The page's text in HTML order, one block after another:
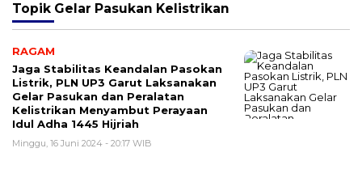
Topik Gelar Pasukan Kelistrikan
RAGAM
Jaga Stabilitas Keandalan Pasokan
Listrik, PLN UP3 Garut Laksanakan
Gelar Pasukan dan Peralatan
Kelistrikan Menyambut Perayaan
Idul Adha 1445 Hijriah
Minggu, 16 Juni 2024 - 20:17 WIB